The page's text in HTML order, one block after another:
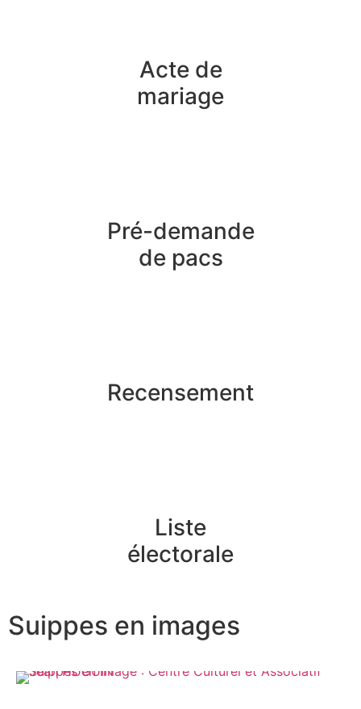
Acte de
mariage
Pré-demande
de pacs
Recensement
Liste
électorale
Suippes en images